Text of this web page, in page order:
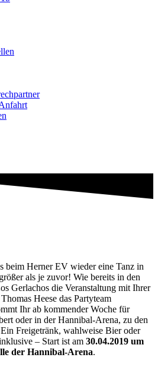
beim Herner EV wieder eine Tanz in
als je zuvor! Wie bereits in den
Gerlachos die Veranstaltung mit Ihrer
Heese das Partyteam
Ihr ab kommender Woche für
oder in der Hannibal-Arena, zu den
Freigetränk, wahlweise Bier oder
– Start ist am 30.04.2019 um
der Hannibal-Arena.